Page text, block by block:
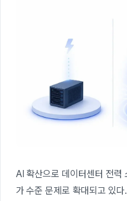
AI 확산으로 데이터센터 전력
가 수준 문제로 확대되고 있